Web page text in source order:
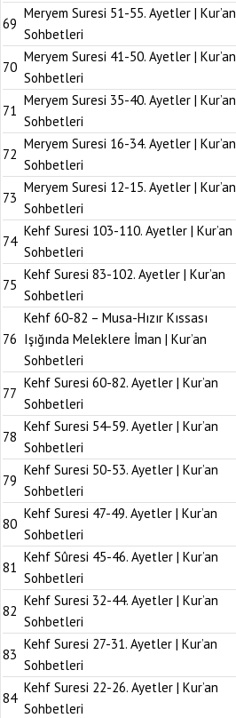
69
Meryem Suresi 51-55. Ayetler | Kur’an
Sohbetleri
70
Meryem Suresi 41-50. Ayetler | Kur’an
Sohbetleri
71
Meryem Suresi 35-40. Ayetler | Kur’an
Sohbetleri
72
Meryem Suresi 16-34. Ayetler | Kur’an
Sohbetleri
73
Meryem Suresi 12-15. Ayetler | Kur’an
Sohbetleri
74
Kehf Suresi 103-110. Ayetler | Kur’an
Sohbetleri
75
Kehf Suresi 83-102. Ayetler | Kur’an
Sohbetleri
76
Kehf 60-82 – Musa-Hızır Kıssası
Işığında Meleklere İman | Kur’an
Sohbetleri
77
Kehf Suresi 60-82. Ayetler | Kur’an
Sohbetleri
78
Kehf Suresi 54-59. Ayetler | Kur’an
Sohbetleri
79
Kehf Suresi 50-53. Ayetler | Kur’an
Sohbetleri
80
Kehf Suresi 47-49. Ayetler | Kur’an
Sohbetleri
81
Kehf Sûresi 45-46. Ayetler | Kur’an
Sohbetleri
82
Kehf Suresi 32-44. Ayetler | Kur’an
Sohbetleri
83
Kehf Suresi 27-31. Ayetler | Kur’an
Sohbetleri
84
Kehf Suresi 22-26. Ayetler | Kur’an
Sohbetleri